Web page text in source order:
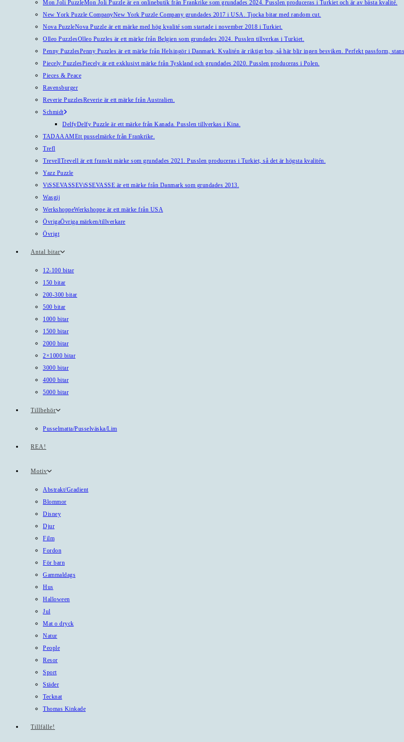
Mon Joli PuzzleMon Joli Puzzle är en onlinebutik från Frankrike som grundades 2024. Pusslen produceras i Turkiet och är av bästa kvalité.
New York Puzzle CompanyNew York Puzzle Company grundades 2017 i USA. Tjocka bitar med random cut.
Nova PuzzleNova Puzzle är ett märke med hög kvalité som startade i november 2018 i Turkiet.
Olleo PuzzlesOlleo Puzzles är ett märke från Belgien som grundades 2024. Pusslen tillverkas i Turkiet.
Penny PuzzlesPenny Puzzles är ett märke från Helsingör i Danmark. Kvalitén är riktigt bra, så här blir ingen besviken. Perfekt passform,
Piecely PuzzlesPiecely är ett exklusivt märke från Tyskland och grundades 2020. Pusslen produceras i Polen.
Pieces & Peace
Ravensburger
Reverie PuzzlesReverie är ett märke från Australien.
Schmidt
DelfyDelfy Puzzle är ett märke från Kanada. Pusslen tillverkas i Kina.
TADAAAMEtt pusselmärke från Frankrike.
Trefl
TrevellTrevell är ett franskt märke som grundades 2021. Pusslen produceras i Turkiet, så det är högsta kvalitén.
Yazz Puzzle
ViSSEVASSEViSSEVASSE är ett märke från Danmark som grundades 2013.
Wasgij
WerkshoppeWerkshoppe är ett märke från USA
ÖvrigaÖvriga märken/tillverkare
Övrigt
Antal bitar
12-100 bitar
150 bitar
200-300 bitar
500 bitar
1000 bitar
1500 bitar
2000 bitar
2×1000 bitar
3000 bitar
4000 bitar
5000 bitar
Tillbehör
Pusselmatta/Pusselväska/Lim
REA!
Motiv
Abstrakt/Gradient
Blommor
Disney
Djur
Film
Fordon
För barn
Gammaldags
Hus
Halloween
Jul
Mat o dryck
Natur
People
Resor
Sport
Städer
Tecknat
Thomas Kinkade
Tillfälle!